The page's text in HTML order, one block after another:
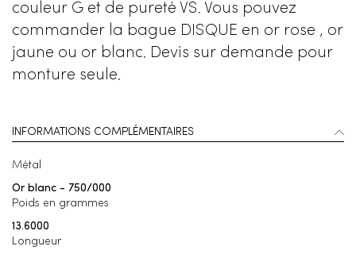
couleur G et de pureté VS. Vous pouvez
commander la bague DISQUE en or rose , or
jaune ou or blanc. Devis sur demande pour
monture seule.
INFORMATIONS COMPLÉMENTAIRES
Métal
Or blanc - 750/000
Poids en grammes
13.6000
Longueur